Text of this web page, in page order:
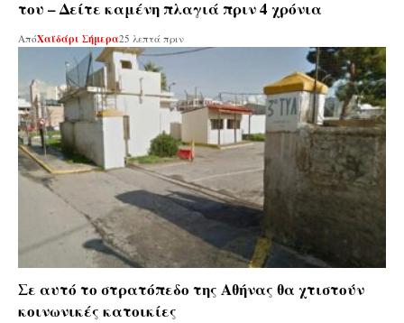
του – Δείτε καμένη πλαγιά πριν 4 χρόνια
ΑπόΧαϊδάρι Σήμερα25 λεπτά πριν
Σε αυτό το στρατόπεδο της Αθήνας θα χτιστούν
κοινωνικές κατοικίες